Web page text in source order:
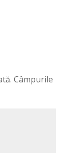
Câmpurile